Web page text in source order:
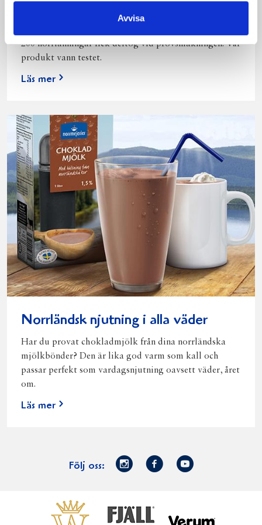
Avvisa
Vi kan stolt konstatera att vår laktosfria Mellanmjölk
200 norrlänningar fick deltog vid provsmakningen. Vår
produkt vann testet.
Läs mer
Norrländsk njutning i alla väder
Har du provat chokladmjölk från dina norrländska
mjölkbönder? Den är lika god varm som kall och
passar perfekt som vardagsnjutning oavsett väder, året
om.
Läs mer
Följ oss:
Norrmejerier
Facebook
Youtube
VästerbottensostFjällfil